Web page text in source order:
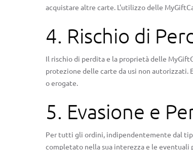
acquistare altre carte. L'utilizzo delle
4. Rischio di
Il rischio di perdita e la proprietà delle
protezione delle carte da usi non autorizzati.
o erogate.
5. Evasione e
Per tutti gli ordini, indipendentemente dal
completato nella sua interezza e le